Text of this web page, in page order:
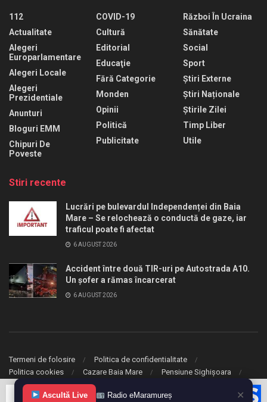
112
Actualitate
Alegeri
Europarlamentare
Alegeri Locale
Alegeri
Prezidentiale
Anunturi
Bloguri EMM
Chipuri De
Poveste
COVID-19
Cultură
Editorial
Educaţie
Fără Categorie
Monden
Opinii
Politică
Publicitate
Război În Ucraina
Sănătate
Social
Sport
Știri Externe
Știri Naționale
Știrile Zilei
Timp Liber
Utile
Stiri recente
Lucrări pe bulevardul Independenței din Baia
Mare – Se relochează o conductă de gaze, iar
traficul poate fi afectat
6 AUGUST 2026
Accident între două TIR-uri pe Autostrada A10.
Un șofer a rămas încarcerat
6 AUGUST 2026
Termeni de folosire
Politica de confidentialitate
Politica cookies
Cazare Baia Mare Pensiune Sighișoara
© 2020 eMaramures. Toate drepturile rezervate.
Ascultă Live Radio eMaramureș ✕